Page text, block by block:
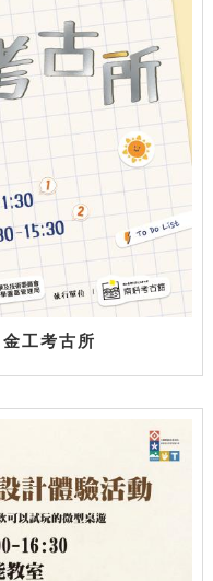
工考古所